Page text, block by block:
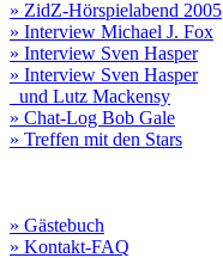
» ZidZ-Hörspielabend 2005
» Interview Michael J. Fox
» Interview Sven Hasper
» Interview Sven Hasper
und Lutz Mackensy
» Chat-Log Bob Gale
» Treffen mit den Stars
» Gästebuch
» Kontakt-FAQ